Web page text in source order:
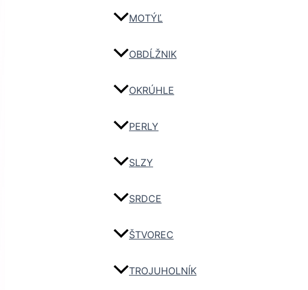
MOTÝĽ
OBDĹŽNIK
OKRÚHLE
PERLY
SLZY
SRDCE
ŠTVOREC
TROJUHOLNÍK